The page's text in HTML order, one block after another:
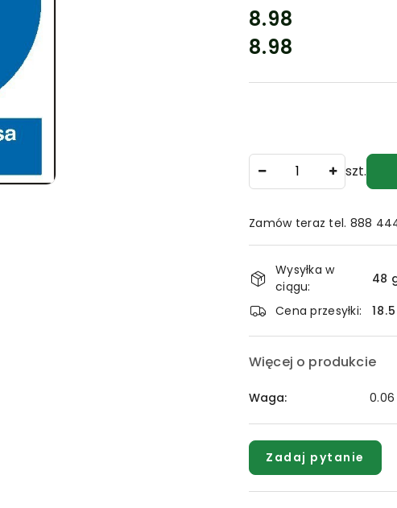
cena:
8.98
Cena:
8.98
szt.
Zamów teraz tel. 888
Dostępność
i
dostawa
Wysyłka w
ciągu:
48
Cena przesyłki:
18.5
Więcej o produkcie
Waga: 0.06
Zadaj pytanie